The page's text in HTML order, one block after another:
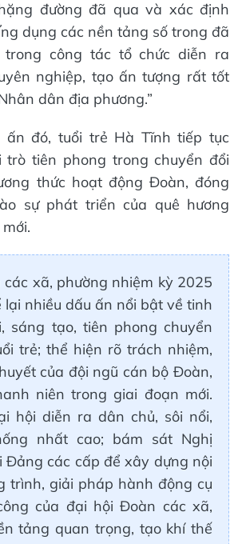
đường đã qua và xác định
dụng các nền tảng số trong đã
trong công tác tổ chức diễn ra
nghiệp, tạo ấn tượng rất tốt
dân địa phương.”
ấn đó, tuổi trẻ Hà Tĩnh tiếp tục
trò tiên phong trong chuyển đổi
thức hoạt động Đoàn, đóng
sự phát triển của quê hương
xã, phường nhiệm kỳ 2025
nhiều dấu ấn nổi bật về tinh
sáng tạo, tiên phong chuyển
trẻ; thể hiện rõ trách nhiệm,
của đội ngũ cán bộ Đoàn,
niên trong giai đoạn mới.
hội diễn ra dân chủ, sôi nổi,
nhất cao; bám sát Nghị
Đảng các cấp để xây dựng nội
trình, giải pháp hành động cụ
của đại hội Đoàn các xã,
tảng quan trọng, tạo khí thế